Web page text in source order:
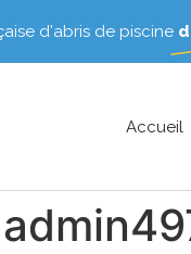
d'abris de piscine
Accueil